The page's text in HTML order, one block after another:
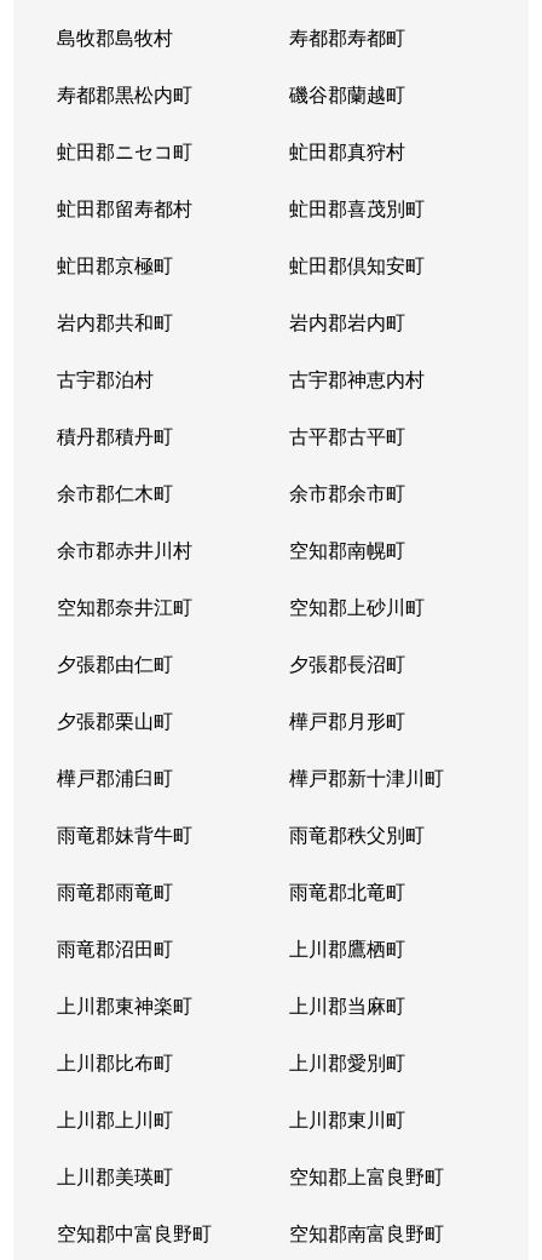
島牧郡島牧村 寿都郡寿都町
寿都郡黒松内町 磯谷郡蘭越町
虻田郡ニセコ町 虻田郡真狩村
虻田郡留寿都村 虻田郡喜茂別町
虻田郡京極町 虻田郡倶知安町
岩内郡共和町 岩内郡岩内町
古宇郡泊村 古宇郡神恵内村
積丹郡積丹町 古平郡古平町
余市郡仁木町 余市郡余市町
余市郡赤井川村 空知郡南幌町
空知郡奈井江町 空知郡上砂川町
夕張郡由仁町 夕張郡長沼町
夕張郡栗山町 樺戸郡月形町
樺戸郡浦臼町 樺戸郡新十津川町
雨竜郡妹背牛町 雨竜郡秩父別町
雨竜郡雨竜町 雨竜郡北竜町
雨竜郡沼田町 上川郡鷹栖町
上川郡東神楽町 上川郡当麻町
上川郡比布町 上川郡愛別町
上川郡上川町 上川郡東川町
上川郡美瑛町 空知郡上富良野町
空知郡中富良野町 空知郡南富良野町